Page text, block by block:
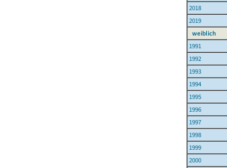
2018
2019
weiblich
1991
1992
1993
1994
1995
1996
1997
1998
1999
2000